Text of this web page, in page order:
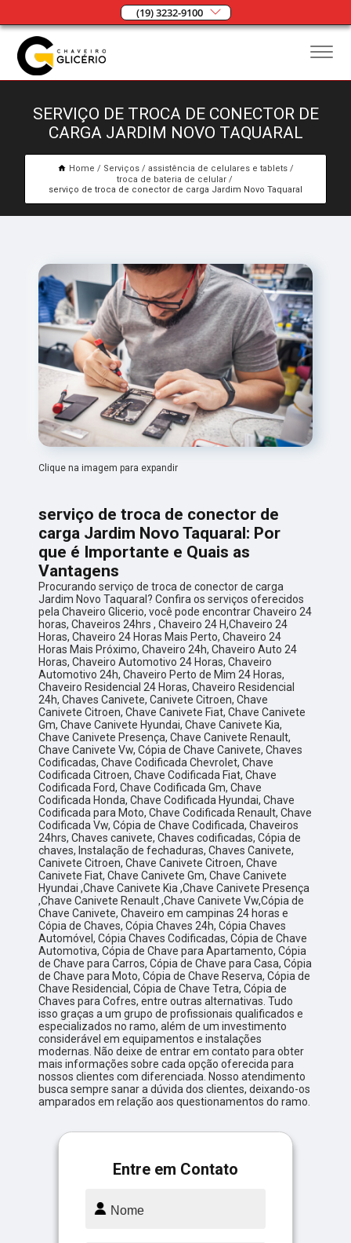
(19) 3232-9100
SERVIÇO DE TROCA DE CONECTOR DE
CARGA JARDIM NOVO TAQUARAL
Home Serviços
assistência de celulares e tablets
troca de bateria de celular
serviço de troca de conector de carga Jardim Novo Taquaral
Clique na imagem para expandir
serviço de troca de conector de
carga Jardim Novo Taquaral: Por
que é Importante e Quais as
Vantagens
Procurando serviço de troca de conector de carga
Jardim Novo Taquaral? Confira os serviços oferecidos
pela Chaveiro Glicerio, você pode encontrar Chaveiro 24
horas, Chaveiros 24hrs , Chaveiro 24 H,Chaveiro 24
Horas, Chaveiro 24 Horas Mais Perto, Chaveiro 24
Horas Mais Próximo, Chaveiro 24h, Chaveiro Auto 24
Horas, Chaveiro Automotivo 24 Horas, Chaveiro
Automotivo 24h, Chaveiro Perto de Mim 24 Horas,
Chaveiro Residencial 24 Horas, Chaveiro Residencial
24h, Chaves Canivete, Canivete Citroen, Chave
Canivete Citroen, Chave Canivete Fiat, Chave Canivete
Gm, Chave Canivete Hyundai, Chave Canivete Kia,
Chave Canivete Presença, Chave Canivete Renault,
Chave Canivete Vw, Cópia de Chave Canivete, Chaves
Codificadas, Chave Codificada Chevrolet, Chave
Codificada Citroen, Chave Codificada Fiat, Chave
Codificada Ford, Chave Codificada Gm, Chave
Codificada Honda, Chave Codificada Hyundai, Chave
Codificada para Moto, Chave Codificada Renault, Chave
Codificada Vw, Cópia de Chave Codificada, Chaveiros
24hrs, Chaves canivete, Chaves codificadas, Cópia de
chaves, Instalação de fechaduras, Chaves Canivete,
Canivete Citroen, Chave Canivete Citroen, Chave
Canivete Fiat, Chave Canivete Gm, Chave Canivete
Hyundai ,Chave Canivete Kia ,Chave Canivete Presença
,Chave Canivete Renault ,Chave Canivete Vw,Cópia de
Chave Canivete, Chaveiro em campinas 24 horas e
Cópia de Chaves, Cópia Chaves 24h, Cópia Chaves
Automóvel, Cópia Chaves Codificadas, Cópia de Chave
Automotiva, Cópia de Chave para Apartamento, Cópia
de Chave para Carros, Cópia de Chave para Casa, Cópia
de Chave para Moto, Cópia de Chave Reserva, Cópia de
Chave Residencial, Cópia de Chave Tetra, Cópia de
Chaves para Cofres, entre outras alternativas. Tudo
isso graças a um grupo de profissionais qualificados e
especializados no ramo, além de um investimento
considerável em equipamentos e instalações
modernas. Não deixe de entrar em contato para obter
mais informações sobre cada opção oferecida para
nossos clientes com diferenciada. Nosso atendimento
busca sempre sanar a dúvida dos clientes, deixando-os
amparados em relação aos questionamentos do ramo.
Entre em Contato